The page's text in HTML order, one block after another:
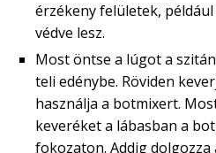
érzékeny felületek,
védve lesz.
Most öntse a lúgot a
teli edénybe. Röviden
használja a botmixert.
keveréket a lábasban a
fokozaton. Addig